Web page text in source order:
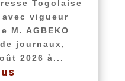
Togolaise
avec vigueur
M. AGBEKO
journaux,
2026 à...